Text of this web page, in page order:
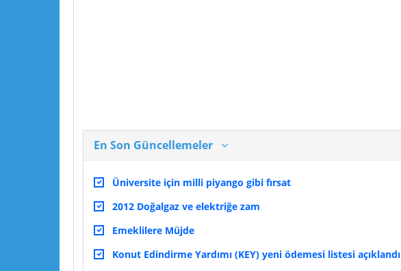
En Son Güncellemeler
Üniversite için milli piyango gibi fırsat
2012 Doğalgaz ve elektriğe zam
Emeklilere Müjde
Konut Edindirme Yardımı (KEY) yeni ödemesi listesi açıklandı